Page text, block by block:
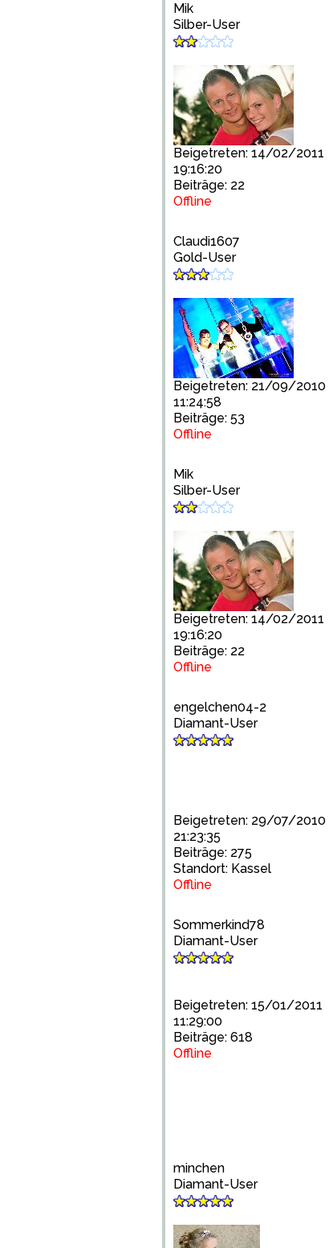
Mik
Silber-User
Beigetreten: 14/02/2011
19:16:20
Beiträge: 22
Offline
Claudi1607
Gold-User
Beigetreten: 21/09/2010
11:24:58
Beiträge: 53
Offline
Mik
Silber-User
Beigetreten: 14/02/2011
19:16:20
Beiträge: 22
Offline
engelchen04-2
Diamant-User
Beigetreten: 29/07/2010
21:23:35
Beiträge: 275
Standort: Kassel
Offline
Sommerkind78
Diamant-User
Beigetreten: 15/01/2011
11:29:00
Beiträge: 618
Offline
minchen
Diamant-User